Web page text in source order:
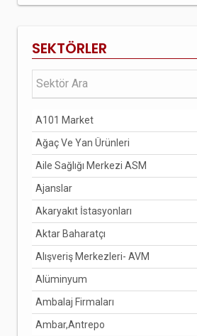
BAYBURT
BİNGÖL
BİTLİS
BOLU
BURDUR
BURSA
ÇANAKKALE
ÇANKIRI
ÇORUM
DENİZLİ
DİYARBAKIR
DÜZCE
EDİRNE
ELAZIĞ
SEKTÖRLER
A101 Market
Ağaç Ve Yan Ürünleri
Aile Sağlığı Merkezi ASM
Ajanslar
Akaryakıt İstasyonları
Aktar Baharatçı
Alışveriş Merkezleri- AVM
Alüminyum
Ambalaj Firmaları
Ambar,Antrepo